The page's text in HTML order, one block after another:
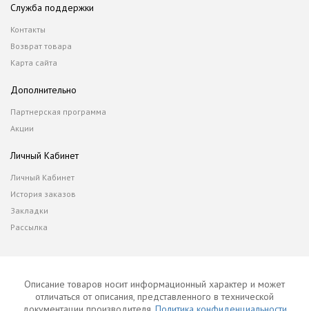
Служба поддержки
Контакты
Возврат товара
Карта сайта
Дополнительно
Партнерская программа
Акции
Личный Кабинет
Личный Кабинет
История заказов
Закладки
Рассылка
Описание товаров носит информационный характер и может
отличаться от описания, представленного в технической